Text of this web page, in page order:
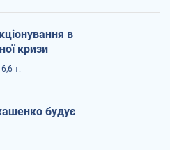
в
кризи
т.
будує